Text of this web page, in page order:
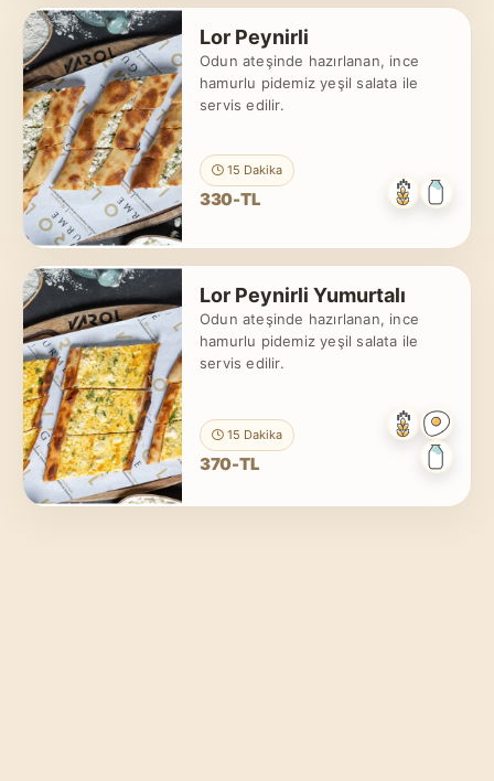
Lor Peynirli
Odun ateşinde hazırlanan, ince
hamurlu pidemiz yeşil salata ile
servis edilir.
15 Dakika
330-TL
Lor Peynirli Yumurtalı
Odun ateşinde hazırlanan, ince
hamurlu pidemiz yeşil salata ile
servis edilir.
15 Dakika
370-TL